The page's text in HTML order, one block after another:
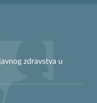
zdravstva u